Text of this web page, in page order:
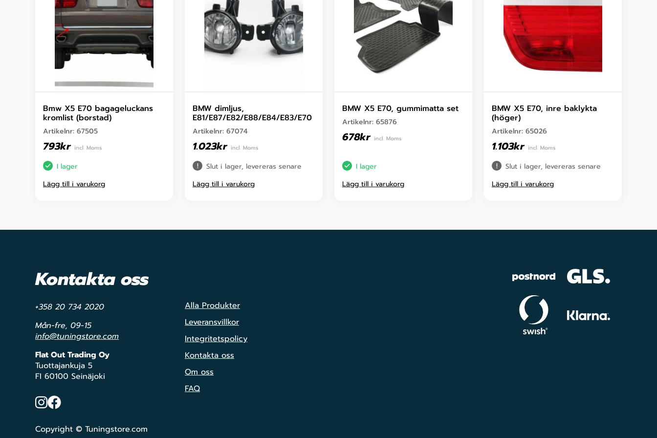
Bmw X5 E70 bagageluckans
kromlist (borstad)
Artikelnr: 67505
793kr incl. Moms
I lager
Lägg till i varukorg
BMW dimljus,
E81/E87/E82/E88/E84/E83/E70
Artikelnr: 67074
1.023kr incl. Moms
Slut i lager, levereras senare
Lägg till i varukorg
BMW X5 E70, gummimatta set
Artikelnr: 65876
678kr incl. Moms
I lager
Lägg till i varukorg
BMW X5 E70, inre baklykta
(höger)
Artikelnr: 65026
1.103kr incl. Moms
Slut i lager, levereras senare
Lägg till i varukorg
Kontakta oss
+358 20 734 2020
Mån-fre, 09-15
info@tuningstore.com
Flat Out Trading Oy
Tuottajankuja 5
FI 60100 Seinäjoki
Instagram
Facebook
Alla Produkter
Leveransvillkor
Integritetspolicy
Kontakta oss
Om oss
FAQ
Copyright © Tuningstore.com